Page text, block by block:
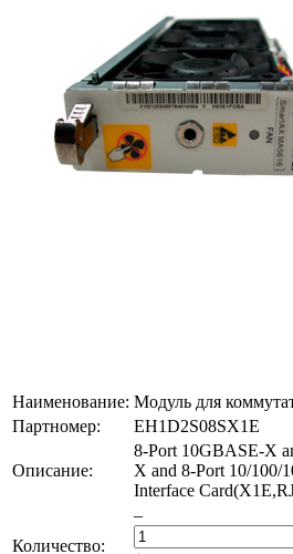
Наименование: Модуль для
Партномер:
EH1D2S08SX1E
Описание:
8-Port 10GBASE-X
X and 8-Port 10/100/
Interface
Количество:
–